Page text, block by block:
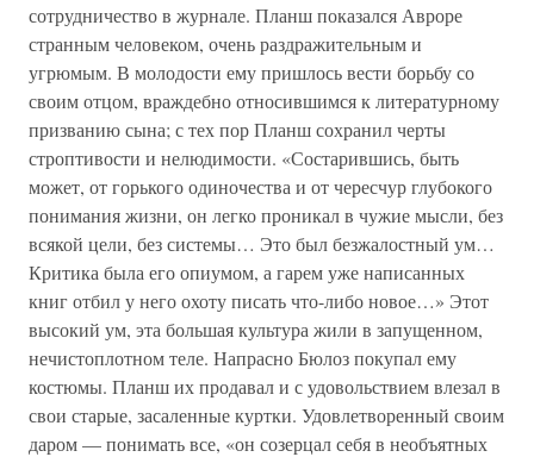
сотрудничество в журнале. Планш показался Авроре
странным человеком, очень раздражительным и
угрюмым. В молодости ему пришлось вести борьбу со
своим отцом, враждебно относившимся к литературному
призванию сына; с тех пор Планш сохранил черты
строптивости и нелюдимости. «Состарившись, быть
может, от горького одиночества и от чересчур глубокого
понимания жизни, он легко проникал в чужие мысли, без
всякой цели, без системы… Это был безжалостный ум…
Критика была его опиумом, а гарем уже написанных
книг отбил у него охоту писать что-либо новое…» Этот
высокий ум, эта большая культура жили в запущенном,
нечистоплотном теле. Напрасно Бюлоз покупал ему
костюмы. Планш их продавал и с удовольствием влезал в
свои старые, засаленные куртки. Удовлетворенный своим
даром — понимать все, «он созерцал себя в необъятных